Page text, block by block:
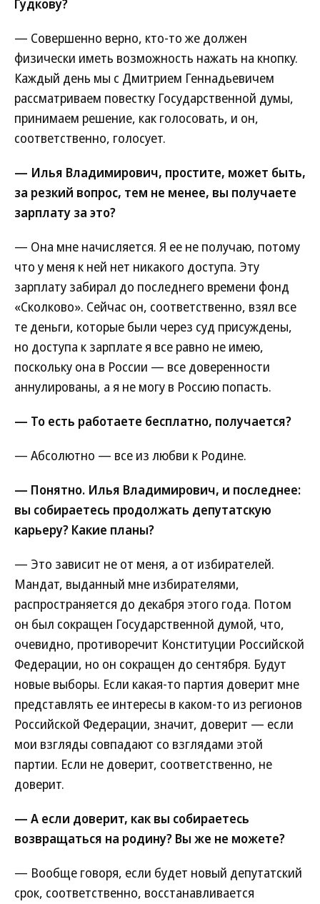
Гудкову?
— Совершенно верно, кто-то же должен
физически иметь возможность нажать на кнопку.
Каждый день мы с Дмитрием Геннадьевичем
рассматриваем повестку Государственной думы,
принимаем решение, как голосовать, и он,
соответственно, голосует.
— Илья Владимирович, простите, может быть,
за резкий вопрос, тем не менее, вы получаете
зарплату за это?
— Она мне начисляется. Я ее не получаю, потому
что у меня к ней нет никакого доступа. Эту
зарплату забирал до последнего времени фонд
«Сколково». Сейчас он, соответственно, взял все
те деньги, которые были через суд присуждены,
но доступа к зарплате я все равно не имею,
поскольку она в России — все доверенности
аннулированы, а я не могу в Россию попасть.
— То есть работаете бесплатно, получается?
— Абсолютно — все из любви к Родине.
— Понятно. Илья Владимирович, и последнее:
вы собираетесь продолжать депутатскую
карьеру? Какие планы?
— Это зависит не от меня, а от избирателей.
Мандат, выданный мне избирателями,
распространяется до декабря этого года. Потом
он был сокращен Государственной думой, что,
очевидно, противоречит Конституции Российской
Федерации, но он сокращен до сентября. Будут
новые выборы. Если какая-то партия доверит мне
представлять ее интересы в каком-то из регионов
Российской Федерации, значит, доверит — если
мои взгляды совпадают со взглядами этой
партии. Если не доверит, соответственно, не
доверит.
— А если доверит, как вы собираетесь
возвращаться на родину? Вы же не можете?
— Вообще говоря, если будет новый депутатский
срок, соответственно, восстанавливается